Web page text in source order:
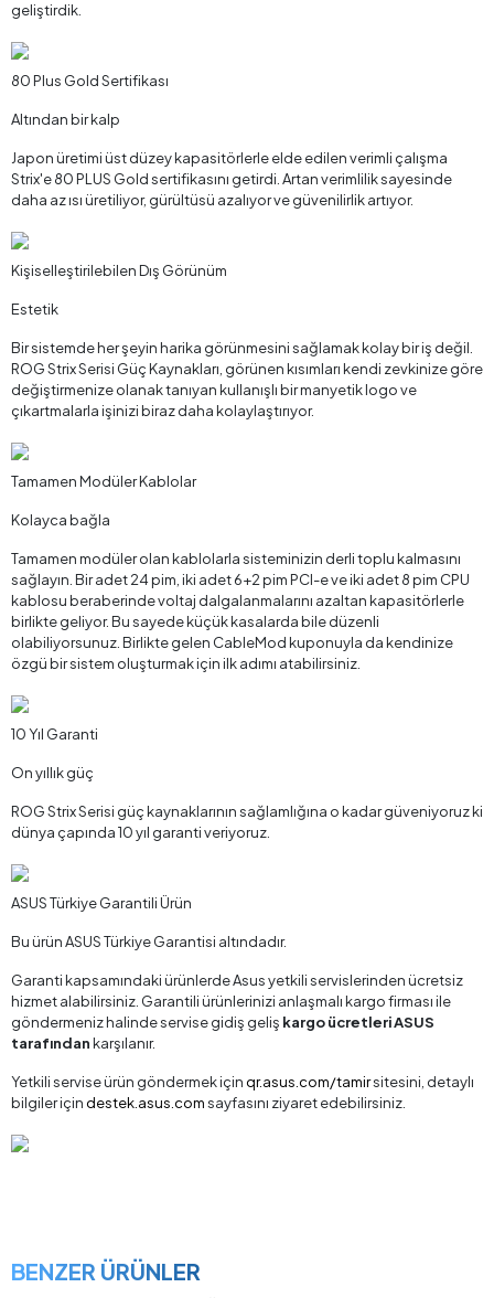
geliştirdik.
80 Plus Gold Sertifikası
Altından bir kalp
Japon üretimi üst düzey kapasitörlerle elde edilen verimli çalışma
Strix'e 80 PLUS Gold sertifikasını getirdi. Artan verimlilik sayesinde
daha az ısı üretiliyor, gürültüsü azalıyor ve güvenilirlik artıyor.
Kişiselleştirilebilen Dış Görünüm
Estetik
Bir sistemde her şeyin harika görünmesini sağlamak kolay bir iş değil.
ROG Strix Serisi Güç Kaynakları, görünen kısımları kendi zevkinize göre
değiştirmenize olanak tanıyan kullanışlı bir manyetik logo ve
çıkartmalarla işinizi biraz daha kolaylaştırıyor.
Tamamen Modüler Kablolar
Kolayca bağla
Tamamen modüler olan kablolarla sisteminizin derli toplu kalmasını
sağlayın. Bir adet 24 pim, iki adet 6+2 pim PCI-e ve iki adet 8 pim CPU
kablosu beraberinde voltaj dalgalanmalarını azaltan kapasitörlerle
birlikte geliyor. Bu sayede küçük kasalarda bile düzenli
olabiliyorsunuz. Birlikte gelen CableMod kuponuyla da kendinize
özgü bir sistem oluşturmak için ilk adımı atabilirsiniz.
10 Yıl Garanti
On yıllık güç
ROG Strix Serisi güç kaynaklarının sağlamlığına o kadar güveniyoruz ki
dünya çapında 10 yıl garanti veriyoruz.
ASUS Türkiye Garantili Ürün
Bu ürün ASUS Türkiye Garantisi altındadır.
Garanti kapsamındaki ürünlerde Asus yetkili servislerinden ücretsiz
hizmet alabilirsiniz. Garantili ürünlerinizi anlaşmalı kargo firması ile
göndermeniz halinde servise gidiş geliş kargo ücretleri ASUS
tarafındankarşılanır.
Yetkili servise ürün göndermek için qr.asus.com/tamirsitesini, detaylı
bilgiler için destek.asus.comsayfasını ziyaret edebilirsiniz.
BENZER ÜRÜNLER